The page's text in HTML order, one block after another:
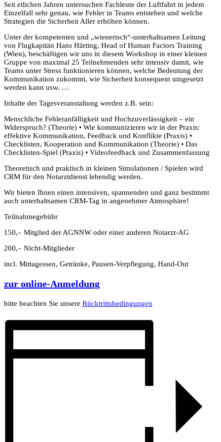
Seit etlichen Jahren untersuchen Fachleute der Luftfahrt in jedem
Einzelfall sehr genau, wie Fehler in Teams entstehen und welche
Strategien die Sicherheit Aller erhöhen können.
Unter der kompetenten und „wienerisch“-unterhaltsamen Leitung
von Flugkapitän Hans Härting, Head of Human Factors Training
(Wien), beschäftigen wir uns in diesem Workshop in einer kleinen
Gruppe von maximal 25 Teilnehmenden sehr intensiv damit, wie
Teams unter Stress funktionieren können, welche Bedeutung der
Kommunikation zukommt, wie Sicherheit konsequent umgesetzt
werden kann usw. …
Inhalte der Tagesveranstaltung werden z.B. sein:
Menschliche Fehleranfälligkeit und Hochzuverlässigkeit – ein
Widerspruch? (Theorie) • Wie kommunizieren wir in der Praxis:
effektive Kommunikation, Feedback und Konflikte (Praxis) •
Checklisten, Kooperation und Kommunikation (Theorie) • Das
Checklisten-Spiel (Praxis) • Videofeedback und Zusammenfassung
Theoretisch und praktisch in kleinen Simulationen / Spielen wird
CRM für den Notarztdienst lebendig werden.
Wir bieten Ihnen einen intensiven, spannenden und ganz bestimmt
auch unterhaltsamen CRM-Tag in angenehmer Atmosphäre!
Teilnahmegebühr
150,– Mitglied der AGNNW oder einer anderen Notarzt-AG
200,– Nicht-Mitglieder
incl. Mittagessen, Getränke, Pausen-Verpflegung, Hand-Out
zur online-Anmeldung
bitte beachten Sie unsere Rücktrittsbedingungen